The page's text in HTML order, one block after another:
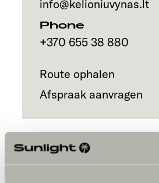
info@kelioniuvynas.lt
Phone
+370 655 38 880
Route ophalen
Afspraak aanvragen